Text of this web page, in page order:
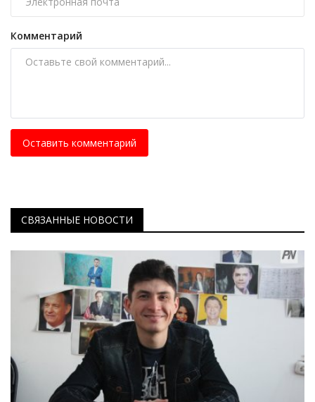
Комментарий
Оставить комментарий
СВЯЗАННЫЕ НОВОСТИ